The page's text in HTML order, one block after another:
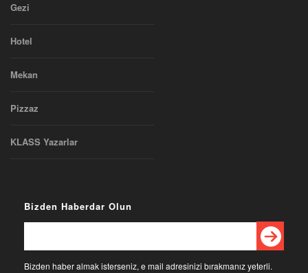
Gezi
Hotel
Mekan
Pizzaz
KLASS Yazarlar
Bizden Haberdar Olun
Bizden haber almak isterseniz, e mail adresinizi bırakmanız yeterli.